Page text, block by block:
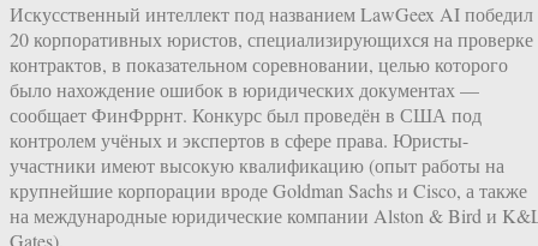
Искусственный интеллект под названием LawGeex AI победил
20 корпоративных юристов, специализирующихся на проверке
контрактов, в показательном соревновании, целью которого
было нахождение ошибок в юридических документах —
сообщает ФинФррнт. Конкурс был проведён в США под
контролем учёных и экспертов в сфере права. Юристы-
участники имеют высокую квалификацию (опыт работы на
крупнейшие корпорации вроде Goldman Sachs и Cisco, а также
на международные юридические компании Alston & Bird и